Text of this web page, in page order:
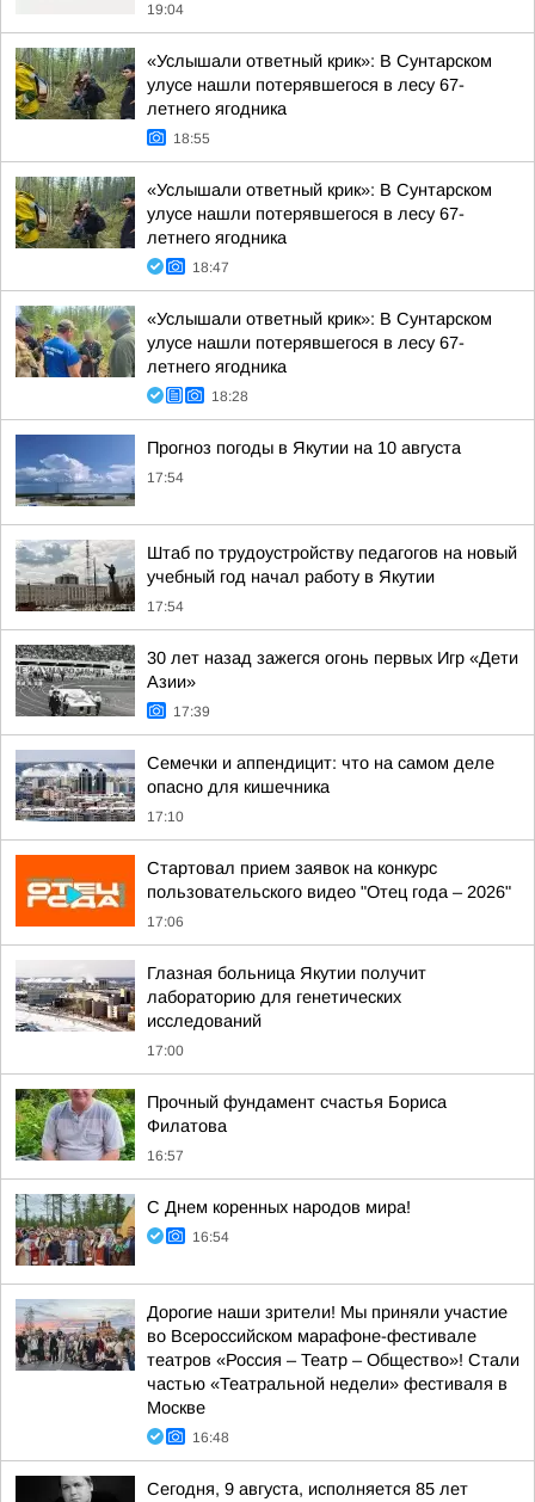
19:04
«Услышали ответный крик»: В Сунтарском
улусе нашли потерявшегося в лесу 67-
летнего ягодника
18:55
«Услышали ответный крик»: В Сунтарском
улусе нашли потерявшегося в лесу 67-
летнего ягодника
18:47
«Услышали ответный крик»: В Сунтарском
улусе нашли потерявшегося в лесу 67-
летнего ягодника
18:28
Прогноз погоды в Якутии на 10 августа
17:54
Штаб по трудоустройству педагогов на новый
учебный год начал работу в Якутии
17:54
30 лет назад зажегся огонь первых Игр «Дети
Азии»
17:39
Семечки и аппендицит: что на самом деле
опасно для кишечника
17:10
Стартовал прием заявок на конкурс
пользовательского видео "Отец года – 2026"
17:06
Глазная больница Якутии получит
лабораторию для генетических
исследований
17:00
Прочный фундамент счастья Бориса
Филатова
16:57
С Днем коренных народов мира!
16:54
Дорогие наши зрители! Мы приняли участие
во Всероссийском марафоне-фестивале
театров «Россия – Театр – Общество»! Стали
частью «Театральной недели» фестиваля в
Москве
16:48
Сегодня, 9 августа, исполняется 85 лет